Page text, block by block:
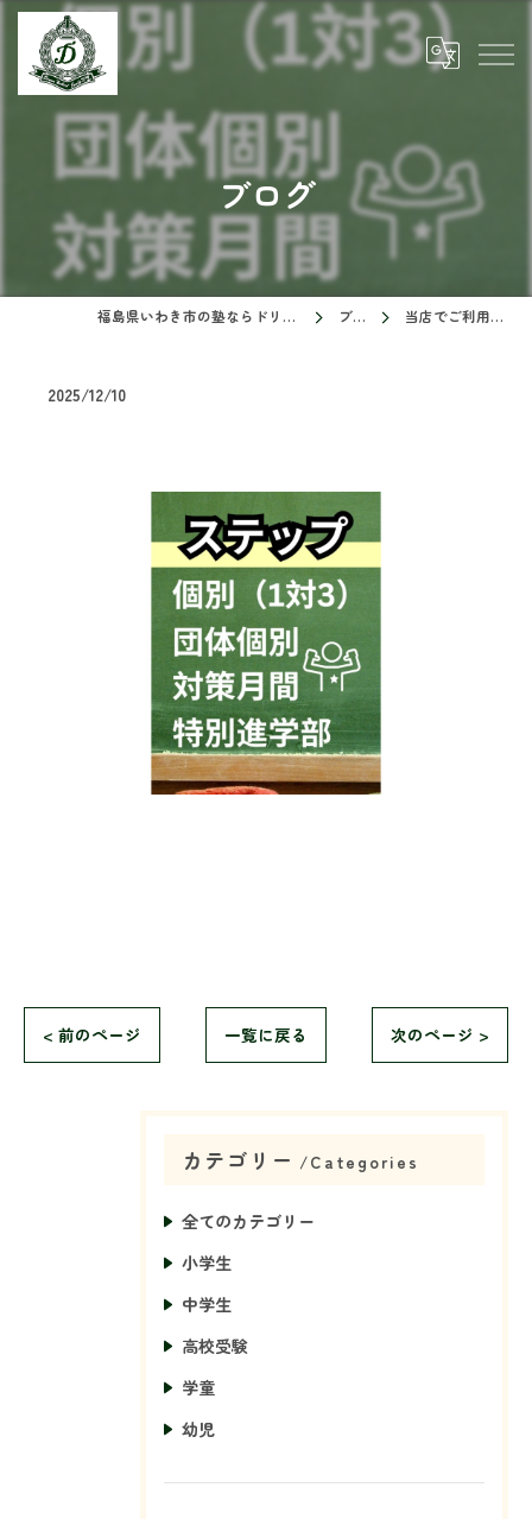
ブログ
福島県いわき市の塾ならドリームスクール ブログ 当店でご利用いただ…
2025/12/10
< 前のページ 一覧に戻る 次のページ >
カテゴリー Categories
全てのカテゴリー
小学生
中学生
高校受験
学童
幼児